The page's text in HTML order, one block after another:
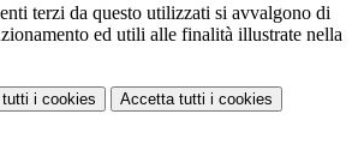
terzi da questo utilizzati si avvalgono di
ed utili alle finalità illustrate nella
tutti i cookies Accetta tutti i cookies